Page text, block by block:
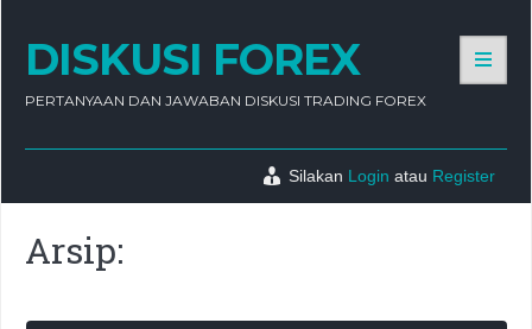
DISKUSI FOREX
PERTANYAAN DAN JAWABAN DISKUSI TRADING FOREX
Silakan Login atau Register
Arsip: